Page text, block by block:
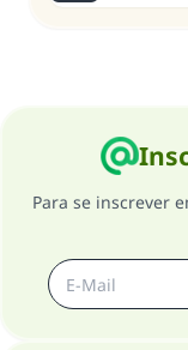
Para se inscrever